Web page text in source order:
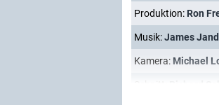
Produktion: Ron
Musik:James
Kamera: Michael